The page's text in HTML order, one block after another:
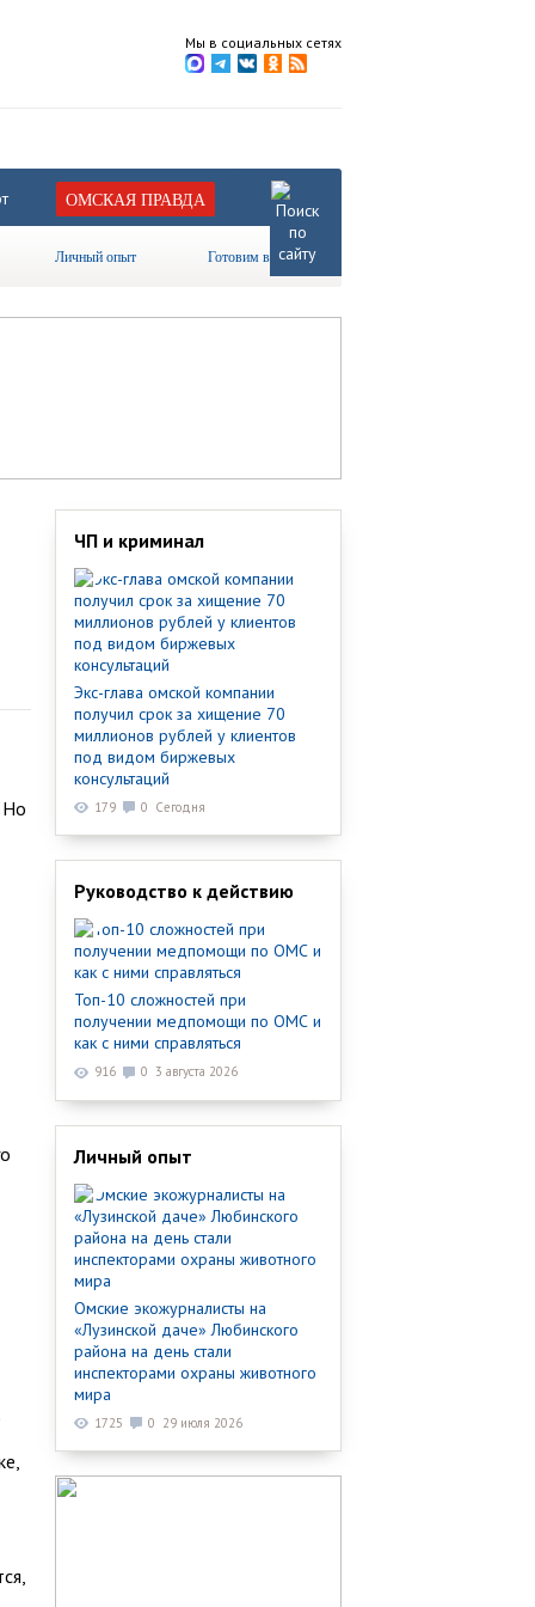
Мы в социальных сетях
ОМСКАЯ ПРАВДА
Личный опыт Готовим вместе
Но
ЧП и криминал
Экс-глава омской компании
получил срок за хищение 70
миллионов рублей у клиентов
под видом биржевых
консультаций
179 0 Сегодня
Руководство к действию
Топ-10 сложностей при
получении медпомощи по ОМС и
как с ними справляться
916 0 3 августа 2026
Личный опыт
Омские экожурналисты на
«Лузинской даче» Любинского
района на день стали
инспекторами охраны животного
мира
1725 0 29 июля 2026